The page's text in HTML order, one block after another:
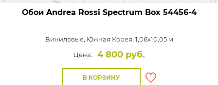
Обои Andrea Rossi Spectrum Box 54456-4
Виниловые, Южная Корея, 1,06x10,05 м
Цена:
4 800 руб.
В КОРЗИНУ